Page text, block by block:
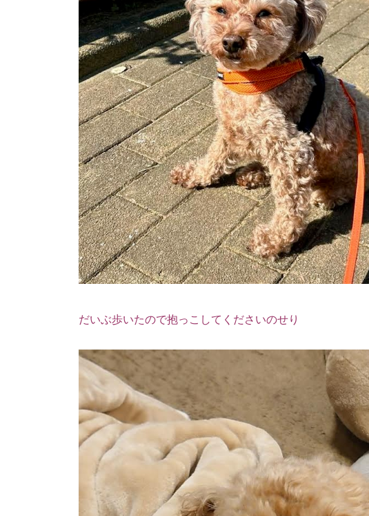
だいぶ歩いたので抱っこしてくださいのせり